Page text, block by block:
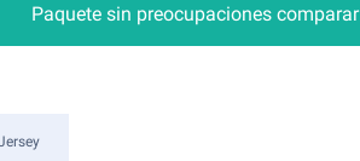
Paquete sin preocupaciones comparar